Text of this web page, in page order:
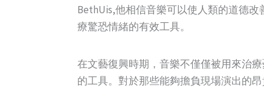
BethUis,他相信音樂可以使人類的道德改
療驚恐情緒的有效工具。
在文藝復興時期，音樂不僅僅被用來治
的工具。對於那些能夠擔負現場演出的